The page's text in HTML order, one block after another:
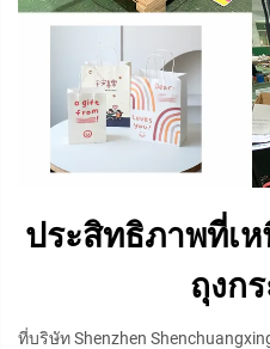
ประสิทธิภาพที่เ
ถุงก
ที่บริษัท Shenzhen